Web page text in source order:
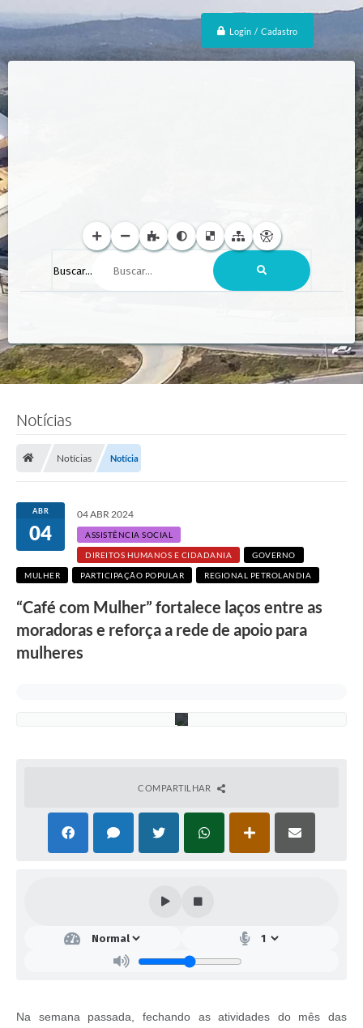
Login / Cadastro
Buscar...
Notícias
Notícias Notícia
ABR
04
04 ABR 2024
ASSISTÊNCIA SOCIAL
DIREITOS HUMANOS E CIDADANIA GOVERNO
MULHER PARTICIPAÇÃO POPULAR REGIONAL PETROLANDIA
“Café com Mulher” fortalece laços entre as
moradoras e reforça a rede de apoio para
mulheres
a
t
O
t
e
COMPARTILHAR
Na semana passada, fechando as atividades do mês das